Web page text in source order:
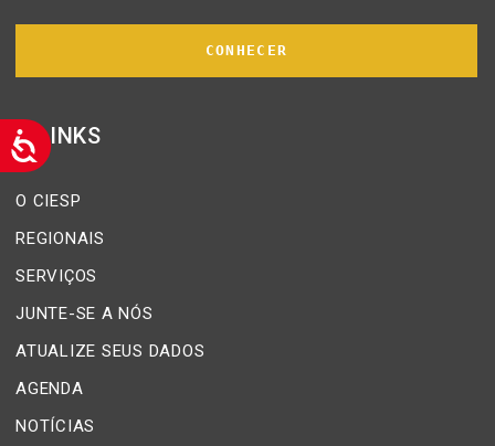
CONHECER
LINKS
O CIESP
REGIONAIS
SERVIÇOS
JUNTE-SE A NÓS
ATUALIZE SEUS DADOS
AGENDA
NOTÍCIAS